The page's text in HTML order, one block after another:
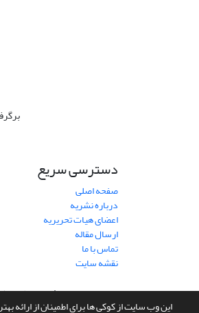
این وب سایت از کوکی ها برای اطمینان از ارائه
دسترسی سریع
صفحه اصلی
درباره نشریه
اعضای هیات تحریریه
ارسال مقاله
تماس با ما
نقشه سایت
سامانه مدیریت نشریات علمی.